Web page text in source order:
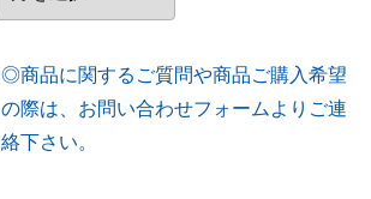
カ
◎商品に関するご質問や商品ご購入希望
の際は、お問い合わせフォームよりご連
絡下さい。